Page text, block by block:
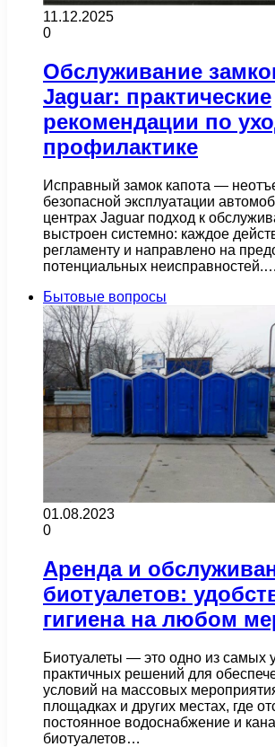
11.12.2025
0
Обслуживание
Jaguar: практические
рекомендации по
профилактике
Исправный замок капота —
безопасной эксплуатации
центрах Jaguar подход к
выстроен системно: каждое
регламенту и направлено на
потенциальных неисправностей.…
Бытовые вопросы
01.08.2023
0
Аренда и
биотуалетов:
гигиена на любом
Биотуалеты — это одно из самых
практичных решений для
условий на массовых
площадках и других местах, где
постоянное водоснабжение и
биотуалетов…